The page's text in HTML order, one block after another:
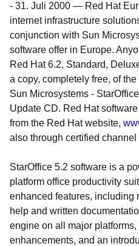
- 31. Juli 2000 — Red Hat
internet infrastructure
conjunction with Sun
software offer in Europe.
Red Hat 6.2, Standard,
a copy, completely free, of
Sun Microsystems -
Update CD. Red Hat
from the Red Hat website,
also through certified channel
StarOffice 5.2 software is a
platform office productivity
enhanced features, including
help and written
engine on all major
enhancements, and an